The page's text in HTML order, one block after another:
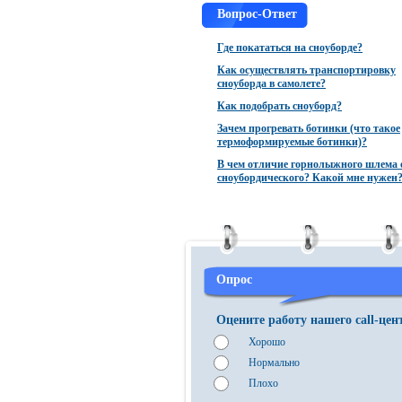
Вопрос-Ответ
Где покататься на сноуборде?
Как осуществлять транспортировку
сноуборда в самолете?
Как подобрать сноуборд?
Зачем прогревать ботинки (что такое
термоформируемые ботинки)?
В чем отличие горнолыжного шлема
сноубордического? Какой мне нужен?
Опрос
Оцените работу нашего call-
Хорошо
Нормально
Плохо